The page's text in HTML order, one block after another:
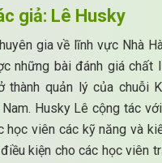
giả: Lê Husky
gia về lĩnh vực Nhà
những bài đánh giá chất
thành quản lý của chuỗi
Husky Lê cộng tác
học viên các kỹ năng và
kiện cho các học viên